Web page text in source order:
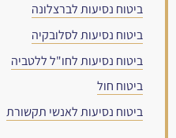
ביטוח נסיעות לברצלונה
ביטוח נסיעות לסלובקיה
ביטוח נסיעות לחו"ל ללטביה
ביטוח חול
ביטוח נסיעות לאנשי תקשורת